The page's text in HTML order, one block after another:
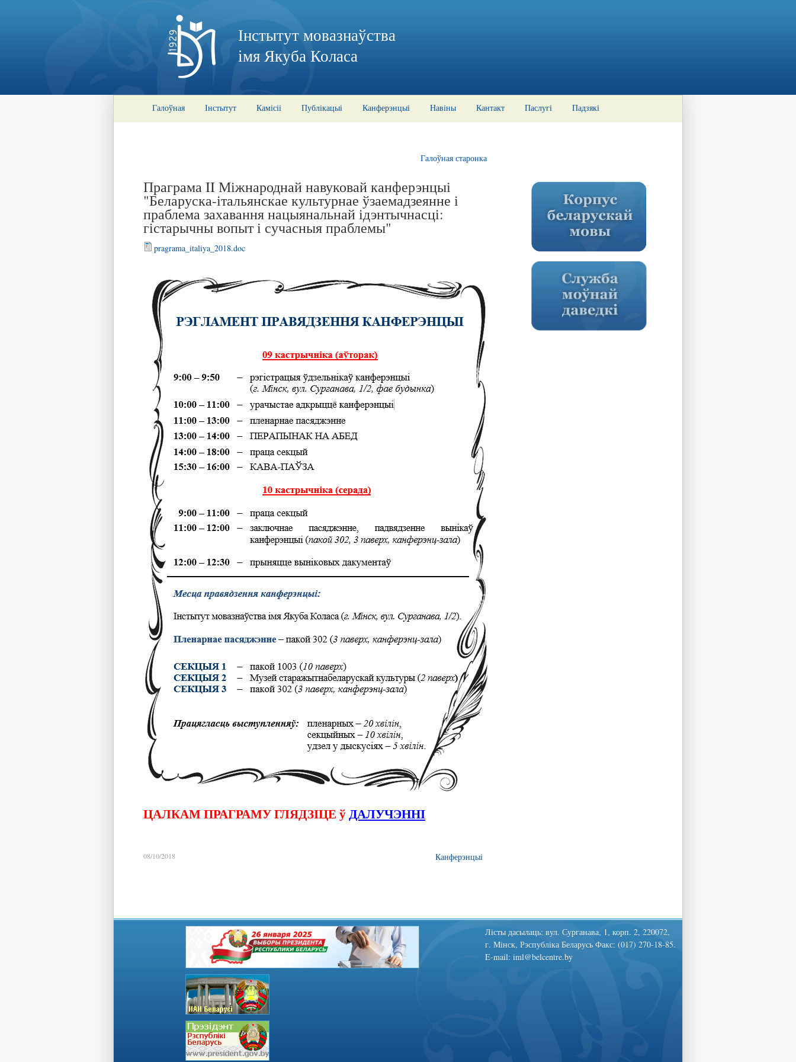
Інстытут мовазнаўства
імя Якуба Коласа
Галоўная Інстытут Камісіі Публікацыі Канферэнцыі Навіны Кантакт Паслугі Падзякі
Галоўная старонка
Праграма II Міжнароднай навуковай канферэнцыі
"Беларуска-італьянскае культурнае ўзаемадзеянне і
праблема захавання нацыянальнай ідэнтычнасці:
гістарычны вопыт і сучасныя праблемы"
pragrama_italiya_2018.doc
ЦАЛКАМ ПРАГРАМУ ГЛЯДЗІЦЕ ўДАЛУЧЭННІ
08/10/2018 Канферэнцыі
Лiсты дасылаць: вул. Сурганава, 1, корп. 2, 220072,
г. Мінск, Рэспубліка Беларусь Факс: (017) 270-18-85.
E-mail: iml@belcentre.by